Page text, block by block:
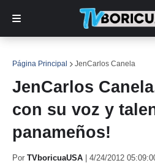
Página Principal JenCarlos Canela
JenCarlos
con su voz y
panameños!
Por TVboricuaUSA 4/24/2012